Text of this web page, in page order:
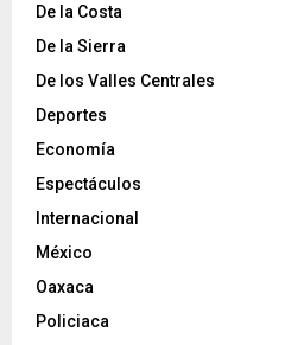
De la Costa
De la Sierra
De los Valles Centrales
Deportes
Economía
Espectáculos
Internacional
México
Oaxaca
Policiaca